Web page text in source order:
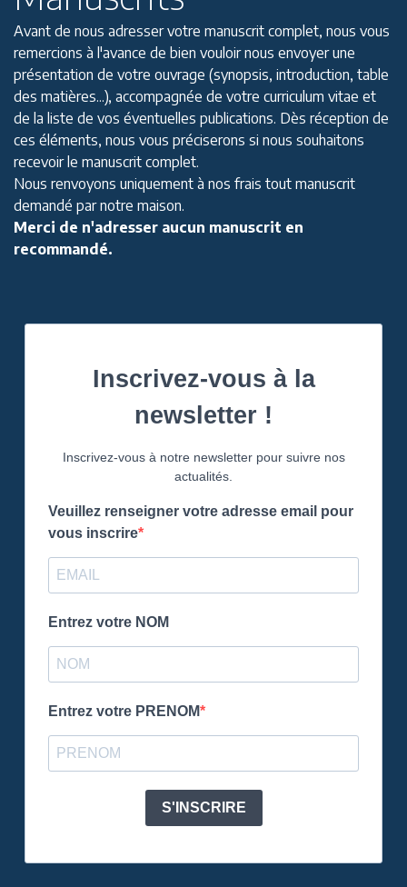
Avant de nous adresser votre manuscrit complet, nous vous
remercions à l'avance de bien vouloir nous envoyer une
présentation de votre ouvrage (synopsis, introduction, table
des matières...), accompagnée de votre curriculum vitae et
de la liste de vos éventuelles publications. Dès réception de
ces éléments, nous vous préciserons si nous souhaitons
recevoir le manuscrit complet.
Nous renvoyons uniquement à nos frais tout manuscrit
demandé par notre maison.
Merci de n'adresser aucun manuscrit en
recommandé.
Inscrivez-vous à la
newsletter !
Inscrivez-vous à notre newsletter pour suivre nos
actualités.
Veuillez renseigner votre adresse email pour
vous inscrire
Entrez votre NOM
Entrez votre PRENOM
S'INSCRIRE